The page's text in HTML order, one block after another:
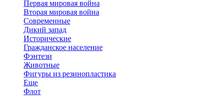
Первая мировая война
Вторая мировая война
Современные
Дикий запад
Исторические
Гражданское население
Фэнтези
Животные
Фигуры из резинопластика
Еще
Флот